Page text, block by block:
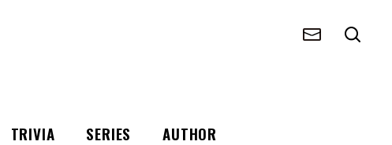
TRIVIA SERIES AUTHOR